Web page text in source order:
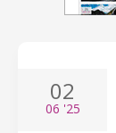
02
06 '25